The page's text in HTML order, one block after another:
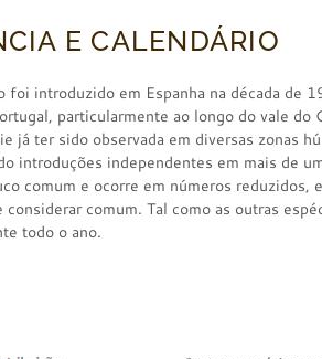
E CALENDÁRIO
foi introduzido em Espanha na década de
particularmente ao longo do vale do
já ter sido observada em diversas zonas
introduções independentes em mais de
comum e ocorre em números reduzidos,
considerar comum. Tal como as outras
todo o ano.